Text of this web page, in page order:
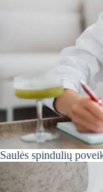
Saulės spindulių